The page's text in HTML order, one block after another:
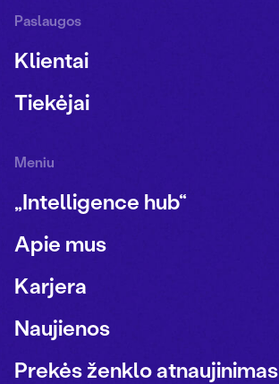
Paslaugos
Klientai
Tiekėjai
Meniu
„Intelligence hub“
Apie mus
Karjera
Naujienos
Prekės ženklo atnaujinimas